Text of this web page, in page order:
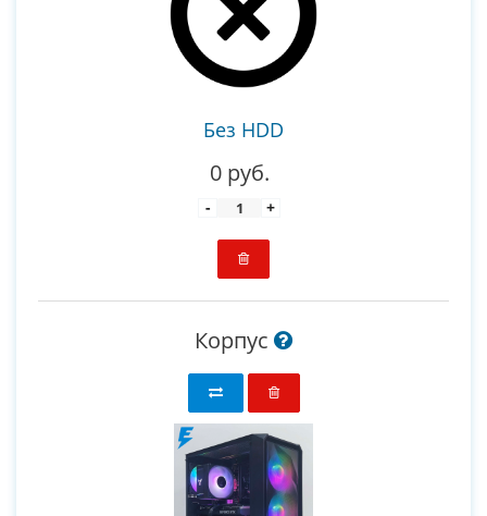
Без HDD
0 руб.
- +
Корпус